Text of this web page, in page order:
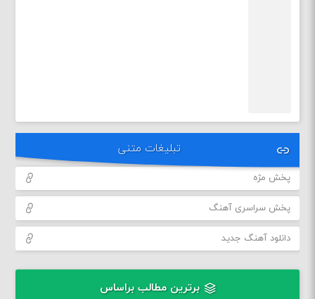
تبلیغات متنی
پخش مژه
پخش سراسری آهنگ
دانلود آهنگ جدید
برترین مطالب براساس